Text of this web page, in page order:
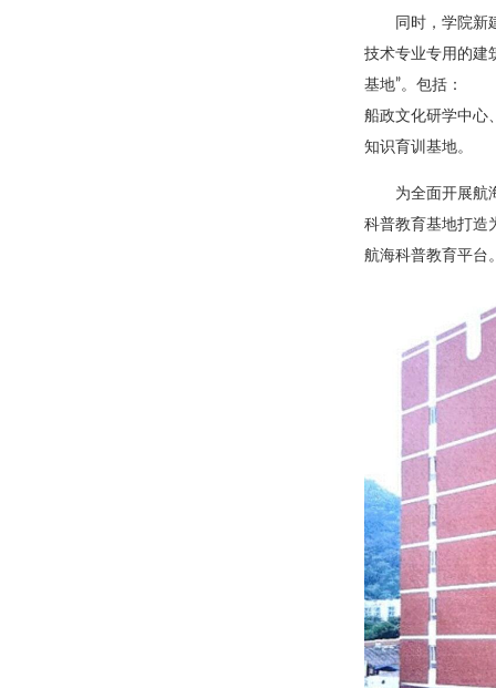
同时，学院新
技术专业专用的建
基地”。包括：
船政文化研学中心
知识育训基地。
为全面开展航
科普教育基地打造
航海科普教育平台